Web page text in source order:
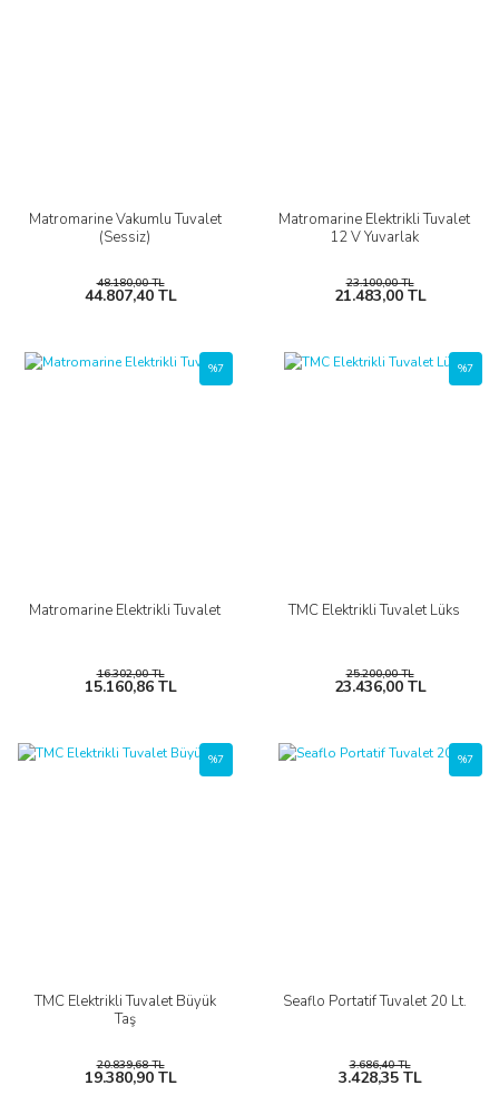
Matromarine Vakumlu Tuvalet
(Sessiz)
48.180,00 TL
44.807,40 TL
Matromarine Elektrikli Tuvalet
12 V Yuvarlak
23.100,00 TL
21.483,00 TL
Matromarine Elektrikli Tuvalet
%7
16.302,00 TL
15.160,86 TL
TMC Elektrikli Tuvalet Lüks
%7
25.200,00 TL
23.436,00 TL
TMC Elektrikli Tuvalet Büyük
Taş
%7
20.839,68 TL
19.380,90 TL
Seaflo Portatif Tuvalet 20 Lt.
%7
3.686,40 TL
3.428,35 TL